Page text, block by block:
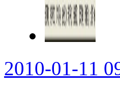
2010-01-11